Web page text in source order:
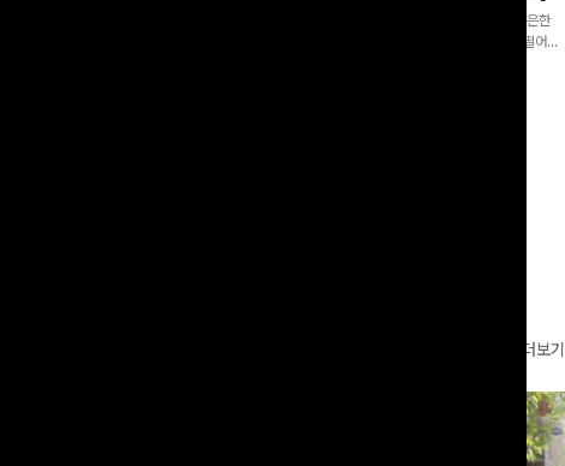
[바스락소재💙/8부기장]사이드 버튼 디테일이 은은한
포인트가 되어주는 와이드 팬츠입니다. 여유롭게 떨어지
더보기